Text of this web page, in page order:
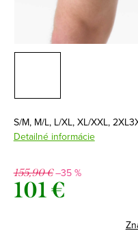
S/M, M/L, L/XL, XL/XXL,
Detailné informácie
155,90 €–35 %
101 €